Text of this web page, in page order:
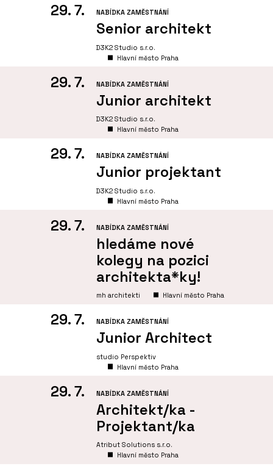
29. 7. NABÍDKA ZAMĚSTNÁNÍ
Senior architekt
D3K2 Studio s.r.o.
Hlavní město Praha
29. 7. NABÍDKA ZAMĚSTNÁNÍ
Junior architekt
D3K2 Studio s.r.o.
Hlavní město Praha
29. 7. NABÍDKA ZAMĚSTNÁNÍ
Junior projektant
D3K2 Studio s.r.o.
Hlavní město Praha
29. 7. NABÍDKA ZAMĚSTNÁNÍ
hledáme nové
kolegy na pozici
architekta*ky!
mh architekti Hlavní město Praha
29. 7. NABÍDKA ZAMĚSTNÁNÍ
Junior Architect
studio Perspektiv
Hlavní město Praha
29. 7. NABÍDKA ZAMĚSTNÁNÍ
Architekt/ka -
Projektant/ka
Atribut Solutions s.r.o.
Hlavní město Praha